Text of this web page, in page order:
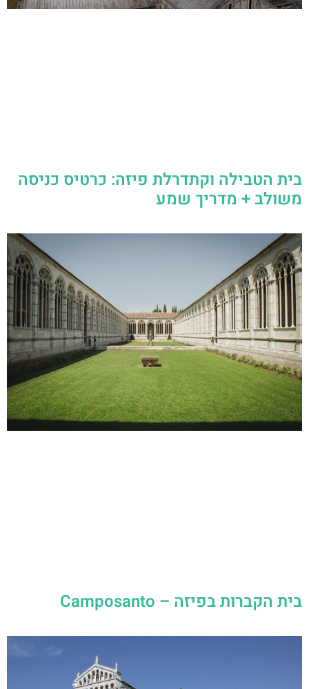
בית הטבילה וקתדרלת פיזה: כרטיס כניסה
משולב + מדריך שמע
בית הקברות בפיזה – Camposanto